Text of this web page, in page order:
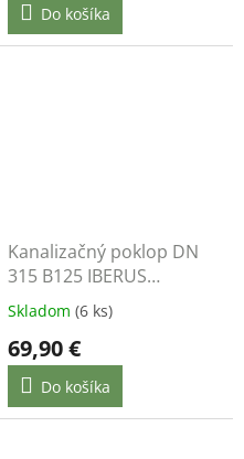
Do košíka
Kanalizačný poklop DN
315 B125 IBERUS
štvorcový liatinový
Skladom (6 ks)
69,90 €
Do košíka